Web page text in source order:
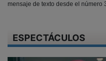
mensaje de texto desde el
ESPECTÁCULOS